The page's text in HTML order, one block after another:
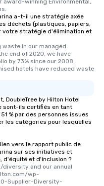
award-winning Environmental,
a-t-il une stratégie axée
déchets (plastiques, papiers,
votre stratégie d'élimination et
in our managed
end of 2020, we have
by 73% since our 2008
hotels have reduced waste
DoubleTree by Hilton Hotel
sont-ils certifiés en tant
% par des personnes issues
les catégories pour lesquelles
vers le rapport public de
sur ses initiatives et
d'équité et d'inclusion ?
and our annual
wp-
Supplier-Diversity-